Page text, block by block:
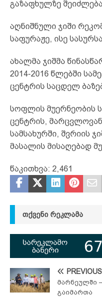
გაზაფხულზე
აღნიშნული ჯიში
საფურაჟე, ისე
ახალმა ჯიშმა
2014-2016 წლებში
ცენტრის საცდელ
სოფლის მუერნეობის
ცენტრის,
სამსახურში, შვრიის
მასალის მისაღებად
წაკითხვა: 2,461
ᲗᲥᲕᲔᲜᲘ ᲠᲔᲙᲚᲐᲛᲐ
PREVIOUS
მარნეულში
გაიმართა